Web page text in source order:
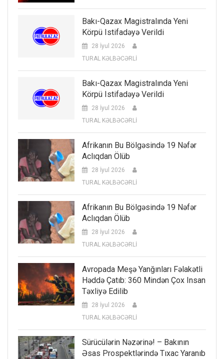
Bakı-Qazax Magistralında Yeni
Körpü Istifadəyə Verildi
28 İyul 2026
TURAL KƏLBƏCƏRLİ
Bakı-Qazax Magistralında Yeni
Körpü Istifadəyə Verildi
28 İyul 2026
TURAL KƏLBƏCƏRLİ
Afrikanın Bu Bölgəsində 19 Nəfər
Aclıqdan Ölüb
28 İyul 2026
TURAL KƏLBƏCƏRLİ
Afrikanın Bu Bölgəsində 19 Nəfər
Aclıqdan Ölüb
28 İyul 2026
TURAL KƏLBƏCƏRLİ
Avropada Meşə Yanğınları Fəlakətli
Həddə Çatıb: 360 Mindən Çox Insan
Təxliyə Edilib
28 İyul 2026
TURAL KƏLBƏCƏRLİ
Sürücülərin Nəzərinə! – Bakının
Əsas Prospektlərində Tıxac Yaranıb